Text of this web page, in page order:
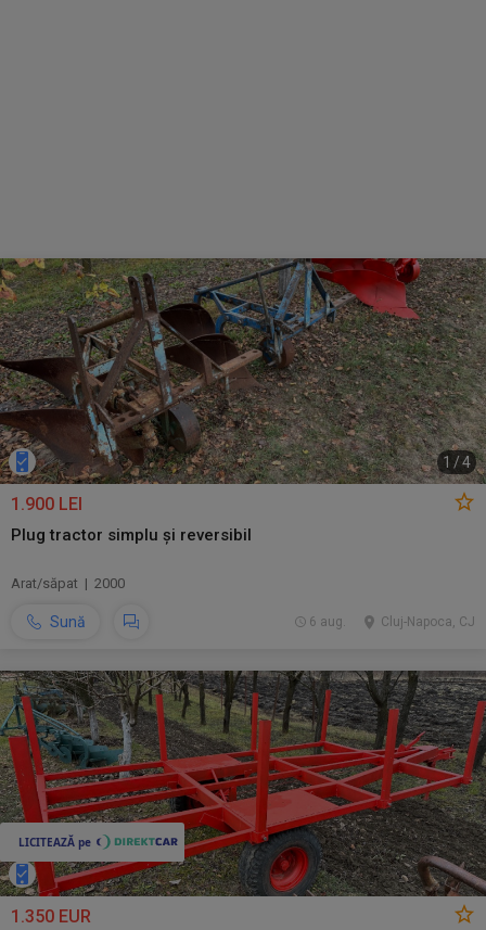
1 /4
1.900 LEI
Plug tractor simplu și reversibil
Arat/săpat | 2000
Sună Cluj-Napoca, CJ
6 aug.
1.350 EUR